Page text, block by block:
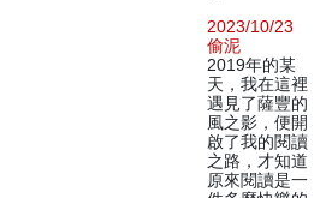
2023/10/23
偷泥
2019年的某
天，我在這裡
遇見了薩豐的
風之影，便開
啟了我的閱讀
之路，才知道
原來閱讀是一